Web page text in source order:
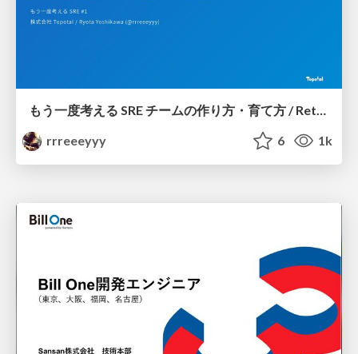
もう一度考える SRE チームの作り方・育て方 / Rethinking SRE #1: Building and Growing SRE Teams
rrreeeyyy
6 1k